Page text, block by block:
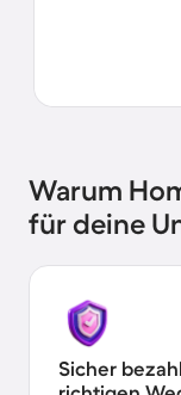
Warum
für deine
Sicher